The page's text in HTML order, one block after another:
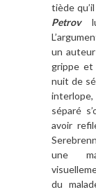
tiède
Petrov
un
grippe et
nuit de
interlope,
séparé
avoir
une
du